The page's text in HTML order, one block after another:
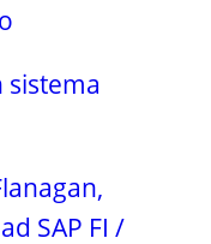
sistema
SAP FI /